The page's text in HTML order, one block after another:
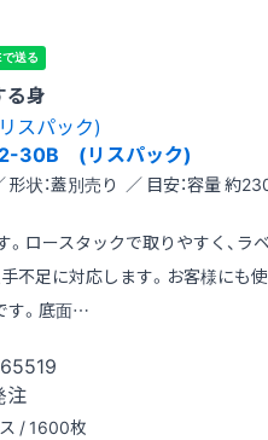
る身
30B (リスパック)
状：蓋別売り ／ 目安：容量 約
ロースタックで取りやすく、ラ
不足に対応します。お客様にも
す。底面…
注
/ 1600枚